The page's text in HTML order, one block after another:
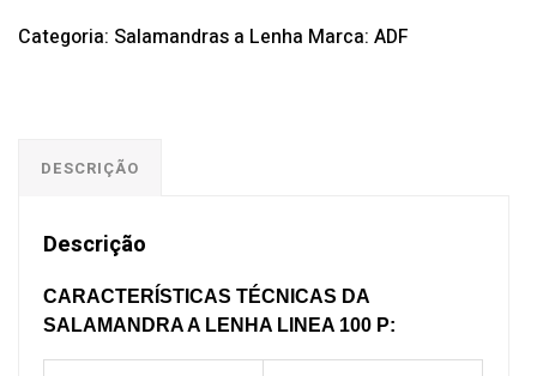
Categoria: Salamandras a Lenha Marca: ADF
DESCRIÇÃO
Descrição
CARACTERÍSTICAS TÉCNICAS DA
SALAMANDRA A LENHA LINEA 100 P: